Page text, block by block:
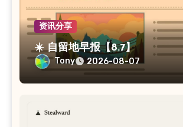
资讯分享
☀️ 自留地早报【8.7】
Tony 2026-08-07